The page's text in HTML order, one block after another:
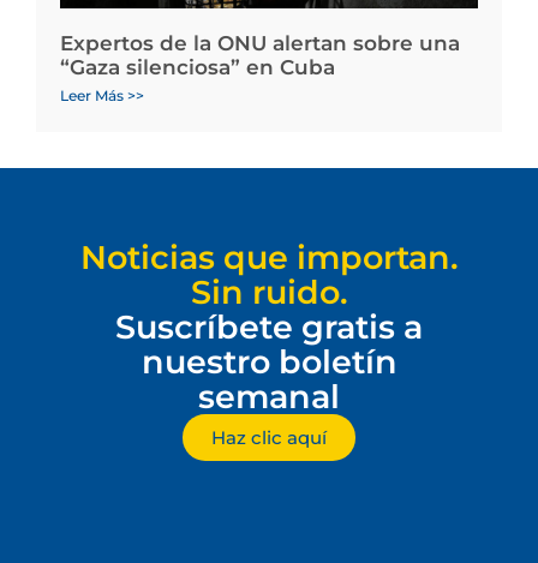
Expertos de la ONU alertan sobre una
“Gaza silenciosa” en Cuba
Leer Más >>
Noticias que importan.
Sin ruido.
Suscríbete gratis a
nuestro boletín
semanal
Haz clic aquí